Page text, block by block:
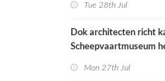
Tue 28th Jul
Dok architecten richt
Scheepvaartmuseum
Mon 27th Jul